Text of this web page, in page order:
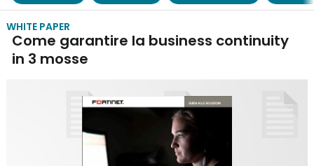
WHITE PAPER
Come garantire la business continuity
in 3 mosse